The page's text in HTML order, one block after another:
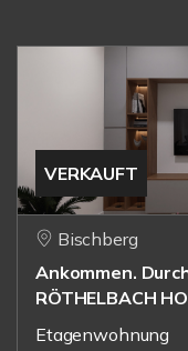
VERKAUFT
Bischberg
Ankommen.
RÖTHELBACH
Etagenwohnung